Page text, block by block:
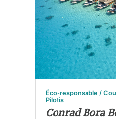
Éco-responsable /
Pilotis
Conrad Bora